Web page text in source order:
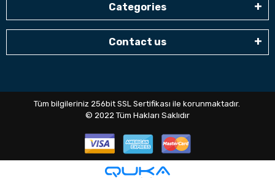
Categories
Contact us
Tüm bilgileriniz 256bit SSL Sertifikası ile korunmaktadır.
© 2022 Tüm Hakları Saklıdır